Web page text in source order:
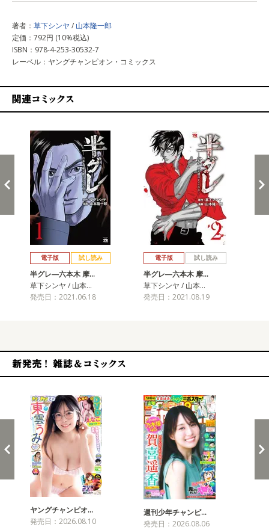
著者： 草下シンヤ / 山本隆一郎
定価：792円 (10%税込)
ISBN：978-4-253-30532-7
レーベル：ヤングチャンピオン・コミックス
電子版 試し読み
半グレ―六本木 摩…
草下シンヤ / 山本…
発売日：2021.06.18
電子版 試し読み
半グレ―六本木 摩…
草下シンヤ / 山本…
発売日：2021.08.19
ヤングチャンピオ…
発売日：2026.08.10
週刊少年チャンピ…
発売日：2026.08.06